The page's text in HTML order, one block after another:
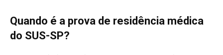
Quando é a prova de residência médica
do SUS-SP?